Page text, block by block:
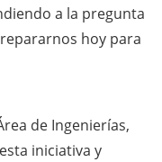
a la pregunta
hoy para
de Ingenierías,
iniciativa y